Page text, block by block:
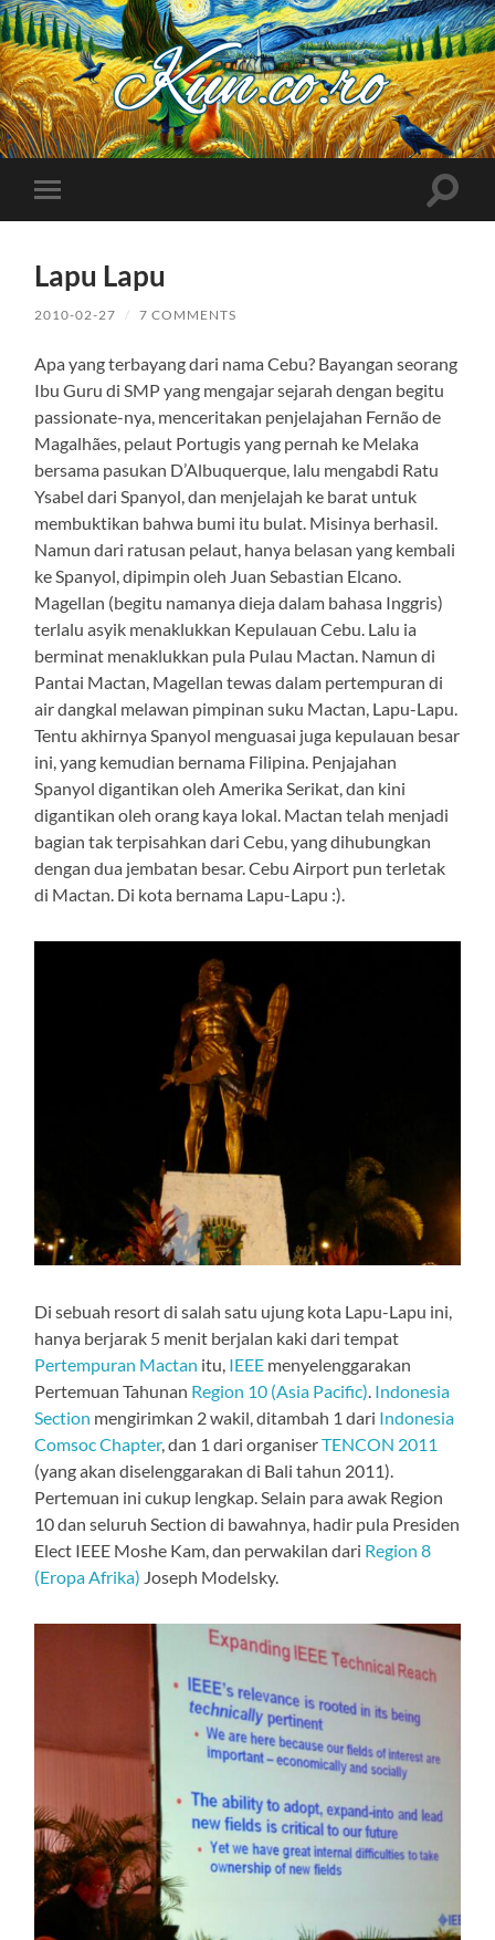
Kuncoro++
Toggle
mobile
Toggle
Lapu Lapu
2010-02-27 / 7 COMMENTS
Apa yang terbayang dari nama Cebu? Bayangan seorang
Ibu Guru di SMP yang mengajar sejarah dengan begitu
passionate-nya, menceritakan penjelajahan Fernão de
Magalhães, pelaut Portugis yang pernah ke Melaka
bersama pasukan D’Albuquerque, lalu mengabdi Ratu
Ysabel dari Spanyol, dan menjelajah ke barat untuk
membuktikan bahwa bumi itu bulat. Misinya berhasil.
Namun dari ratusan pelaut, hanya belasan yang kembali
ke Spanyol, dipimpin oleh Juan Sebastian Elcano.
Magellan (begitu namanya dieja dalam bahasa Inggris)
terlalu asyik menaklukkan Kepulauan Cebu. Lalu ia
berminat menaklukkan pula Pulau Mactan. Namun di
Pantai Mactan, Magellan tewas dalam pertempuran di
air dangkal melawan pimpinan suku Mactan, Lapu-Lapu.
Tentu akhirnya Spanyol menguasai juga kepulauan besar
ini, yang kemudian bernama Filipina. Penjajahan
Spanyol digantikan oleh Amerika Serikat, dan kini
digantikan oleh orang kaya lokal. Mactan telah menjadi
bagian tak terpisahkan dari Cebu, yang dihubungkan
dengan dua jembatan besar. Cebu Airport pun terletak
di Mactan. Di kota bernama Lapu-Lapu :).
Di sebuah resort di salah satu ujung kota Lapu-Lapu ini,
hanya berjarak 5 menit berjalan kaki dari tempat
Pertempuran Mactan itu, IEEE menyelenggarakan
Pertemuan Tahunan Region 10 (Asia Pacific). Indonesia
Section mengirimkan 2 wakil, ditambah 1 dari Indonesia
Comsoc Chapter, dan 1 dari organiserTENCON 2011
(yang akan diselenggarakan di Bali tahun 2011).
Pertemuan ini cukup lengkap. Selain para awak Region
10 dan seluruh Section di bawahnya, hadir pula Presiden
Elect IEEE Moshe Kam, dan perwakilan dari Region 8
(Eropa Afrika) Joseph Modelsky.